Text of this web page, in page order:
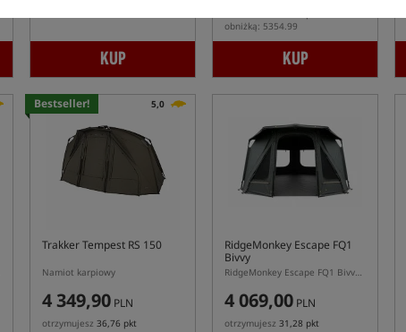
KUP
obniżką: 5354.99
KUP
Bestseller! 5,0
Trakker Tempest RS 150
Namiot karpiowy
4 349,90 PLN
otrzymujesz 36,76 pkt
RidgeMonkey Escape FQ1
Bivvy
RidgeMonkey Escape FQ1 Bivvy – jednoosobowy namiot karpiowy z Hydro-X Skull Cap
4 069,00 PLN
otrzymujesz 31,28 pkt